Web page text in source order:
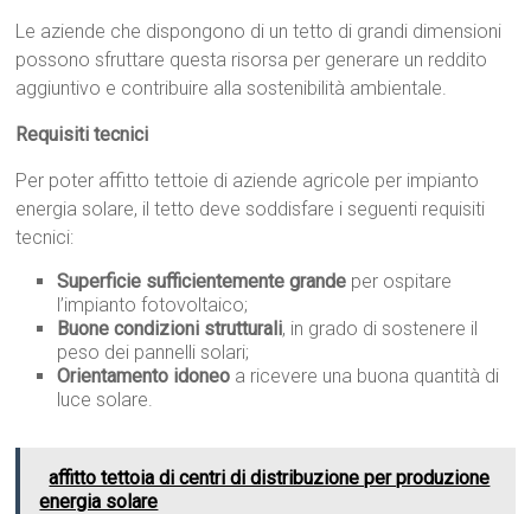
Le aziende che dispongono di un tetto di grandi dimensioni
possono sfruttare questa risorsa per generare un reddito
aggiuntivo e contribuire alla sostenibilità ambientale.
Requisiti tecnici
Per poter affitto tettoie di aziende agricole per impianto
energia solare, il tetto deve soddisfare i seguenti requisiti
tecnici:
Superficie sufficientemente grande per ospitare
l’impianto fotovoltaico;
Buone condizioni strutturali, in grado di sostenere il
peso dei pannelli solari;
Orientamento idoneo a ricevere una buona quantità di
luce solare.
affitto tettoia di centri di distribuzione per produzione
energia solare